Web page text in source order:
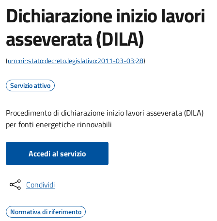
Dichiarazione inizio lavori
asseverata (DILA)
(urn:nir:stato:decreto.legislativo:2011-03-03;28)
Servizio attivo
Procedimento di dichiarazione inizio lavori asseverata (DILA)
per fonti energetiche rinnovabili
Accedi al servizio
Condividi
Normativa di riferimento